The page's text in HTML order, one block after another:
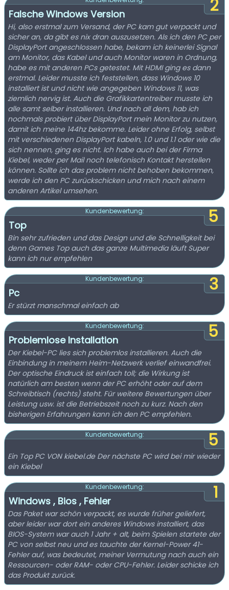
2
Falsche Windows Version
Hi, also erstmal zum Versand, der PC kam gut verpackt und
sicher an, da gibt es nix dran auszusetzen. Als ich den PC per
DisplayPort angeschlossen habe, bekam ich keinerlei Signal
am Monitor, das Kabel und auch Monitor waren in Ordnung,
habe es mit anderen PCs getestet. Mit HDMI ging es dann
erstmal. Leider musste ich feststellen, dass Windows 10
installiert ist und nicht wie angegeben Windows 11, was
ziemlich nervig ist. Auch die Grafikkartentreiber musste ich
alle samt selber installieren. Und nach all dem, hab ich
nochmals probiert über DisplayPort mein Monitor zu nutzen,
damit ich meine 144hz bekomme. Leider ohne Erfolg, selbst
mit verschiedenen DisplayPort kabeln, 1.0 und 1.1 oder wie die
sich nennen, ging es nicht. Ich habe auch bei der Firma
Kiebel, weder per Mail noch telefonisch Kontakt herstellen
können. Sollte ich das problem nicht behoben bekommen,
werde ich den PC zurückschicken und mich nach einem
anderen Artikel umsehen.
5
Kundenbewertung:
Top
Bin sehr zufrieden und das Design und die Schnelligkeit bei
denn Games Top auch das ganze Multimedia läuft Super
kann ich nur empfehlen
3
Kundenbewertung:
Pc
Er stürzt manschmal einfach ab
5
Kundenbewertung:
Problemlose Installation
Der Kiebel-PC lies sich problemlos installieren. Auch die
Einbindung in meinem Heim-Netzwerk verlief einwandfrei.
Der optische Eindruck ist einfach toll; die Wirkung ist
natürlich am besten wenn der PC erhöht oder auf dem
Schreibtisch (rechts) steht. Für weitere Bewertungen über
Leistung usw. ist die Betriebszeit noch zu kurz. Nach den
bisherigen Erfahrungen kann ich den PC empfehlen.
5
Kundenbewertung:
Ein Top PC VON kiebel.de Der nächste PC wird bei mir wieder
ein Kiebel
1
Kundenbewertung:
Windows , Bios , Fehler
Das Paket war schön verpackt, es wurde früher geliefert,
aber leider war dort ein anderes Windows installiert, das
BIOS-System war auch 1 Jahr + alt, beim Spielen startete der
PC von selbst neu und es tauchte der Kernel-Power 41-
Fehler auf, was bedeutet, meiner Vermutung nach auch ein
Ressourcen- oder RAM- oder CPU-Fehler. Leider schicke ich
das Produkt zurück.